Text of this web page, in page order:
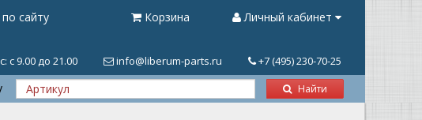
сайту Корзина Личный кабинет
с 9.00 до 21.00 info@liberum-parts.ru +7 (495) 230-70-25
Найти